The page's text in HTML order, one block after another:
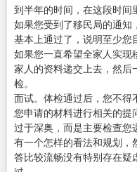
到半年的时间，在这段时间
如果您受到了移民局的通
基本上通过了，说明至少您
如果您一直希望全家人实现
家人的资料递交上去，然
检。
面试。体检通过后，您不
您申请的材料进行相关的提
过于深奥，而是主要检查
有一个怎样的看法和规划，
答比较流畅没有特别存在疑